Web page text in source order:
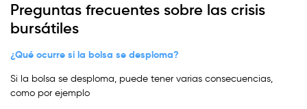
Preguntas frecuentes sobre las crisis
bursátiles
¿Qué ocurre si la bolsa se desploma?
Si la bolsa se desploma, puede tener varias consecuencias,
como por ejemplo